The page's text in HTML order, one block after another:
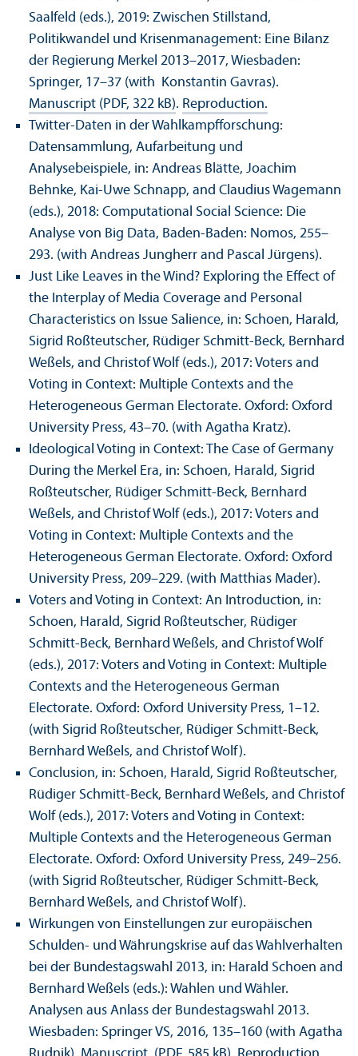
Saalfeld (eds.), 2019: Zwischen Stillstand,
Politikwandel und Krisenmanagement: Eine Bilanz
der Regierung Merkel 2013–2017, Wiesbaden:
Springer, 17–37 (with Konstantin Gavras).
Manuscript (PDF, 322 kB). Reproduction.
Twitter-Daten in der Wahlkampfforschung:
Datensammlung, Aufarbeitung und
Analysebeispiele, in: Andreas Blätte, Joachim
Behnke, Kai-Uwe Schnapp, and Claudius Wagemann
(eds.), 2018: Computational Social Science: Die
Analyse von Big Data, Baden-Baden: Nomos, 255–
293. (with Andreas Jungherr and Pascal Jürgens).
Just Like Leaves in the Wind? Exploring the Effect of
the Interplay of Media Coverage and Personal
Characteristics on Issue Salience, in: Schoen, Harald,
Sigrid Roßteutscher, Rüdiger Schmitt-Beck, Bernhard
Weßels, and Christof Wolf (eds.), 2017: Voters and
Voting in Context: Multiple Contexts and the
Heterogeneous German Electorate. Oxford: Oxford
University Press, 43–70. (with Agatha Kratz).
Ideological Voting in Context: The Case of Germany
During the Merkel Era, in: Schoen, Harald, Sigrid
Roßteutscher, Rüdiger Schmitt-Beck, Bernhard
Weßels, and Christof Wolf (eds.), 2017: Voters and
Voting in Context: Multiple Contexts and the
Heterogeneous German Electorate. Oxford: Oxford
University Press, 209–229. (with Matthias Mader).
Voters and Voting in Context: An Introduction, in:
Schoen, Harald, Sigrid Roßteutscher, Rüdiger
Schmitt-Beck, Bernhard Weßels, and Christof Wolf
(eds.), 2017: Voters and Voting in Context: Multiple
Contexts and the Heterogeneous German
Electorate. Oxford: Oxford University Press, 1–12.
(with Sigrid Roßteutscher, Rüdiger Schmitt-Beck,
Bernhard Weßels, and Christof Wolf).
Conclusion, in: Schoen, Harald, Sigrid Roßteutscher,
Rüdiger Schmitt-Beck, Bernhard Weßels, and Christof
Wolf (eds.), 2017: Voters and Voting in Context:
Multiple Contexts and the Heterogeneous German
Electorate. Oxford: Oxford University Press, 249–256.
(with Sigrid Roßteutscher, Rüdiger Schmitt-Beck,
Bernhard Weßels, and Christof Wolf).
Wirkungen von Einstellungen zur europäischen
Schulden- und Währungskrise auf das Wahlverhalten
bei der Bundestagswahl 2013, in: Harald Schoen and
Bernhard Weßels (eds.): Wahlen und Wähler.
Analysen aus Anlass der Bundestagswahl 2013.
Wiesbaden: Springer VS, 2016, 135–160 (with Agatha